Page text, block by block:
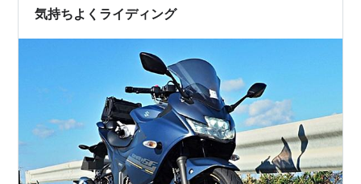
イザーに戻しました。 思わぬところに”落とし穴”ってあ
気持ちよくライディング